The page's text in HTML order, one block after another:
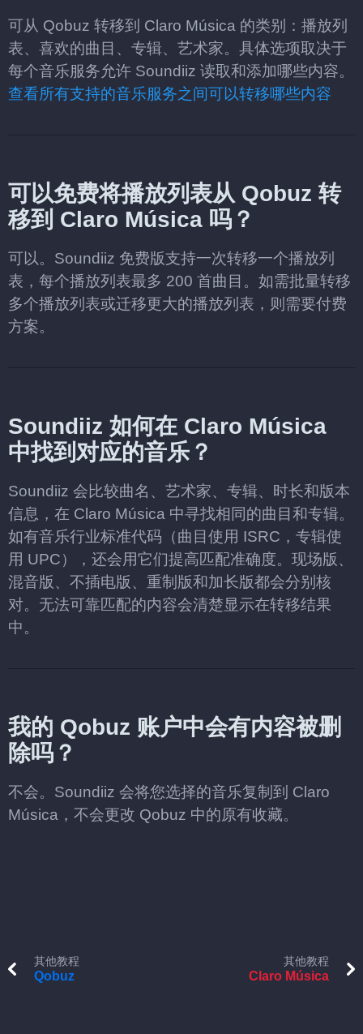
可从 Qobuz 转移到 Claro Música 的类别：播放列
表、喜欢的曲目、专辑、艺术家。具体选项取决于
每个音乐服务允许 Soundiiz 读取和添加哪些内容。
查看所有支持的音乐服务之间可以转移哪些内容
可以免费将播放列表从 Qobuz 转
移到 Claro Música 吗？
可以。Soundiiz 免费版支持一次转移一个播放列
表，每个播放列表最多 200 首曲目。如需批量转移
多个播放列表或迁移更大的播放列表，则需要付费
方案。
Soundiiz 如何在 Claro Música
中找到对应的音乐？
Soundiiz 会比较曲名、艺术家、专辑、时长和版本
信息，在 Claro Música 中寻找相同的曲目和专辑。
如有音乐行业标准代码（曲目使用 ISRC，专辑使
用 UPC），还会用它们提高匹配准确度。现场版、
混音版、不插电版、重制版和加长版都会分别核
对。无法可靠匹配的内容会清楚显示在转移结果
中。
我的 Qobuz 账户中会有内容被删
除吗？
不会。Soundiiz 会将您选择的音乐复制到 Claro
Música，不会更改 Qobuz 中的原有收藏。
其他教程
Qobuz
其他教程
Claro Música